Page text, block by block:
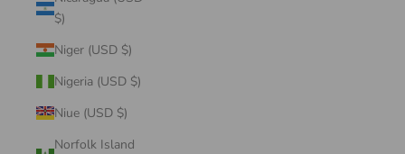
$)
Niger (USD $)
Nigeria (USD $)
Niue (USD $)
Norfolk Island